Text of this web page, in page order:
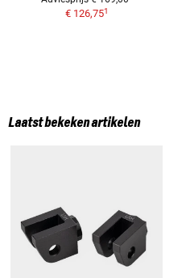
€ 126,751
Laatst bekeken artikelen